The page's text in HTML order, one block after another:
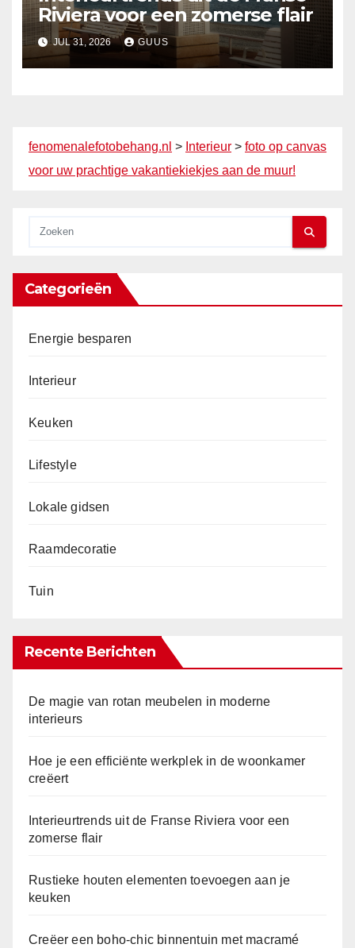
Riviera voor een zomerse flair
JUL 31, 2026 GUUS
fenomenalefotobehang.nl > Interieur > foto op canvas
voor uw prachtige vakantiekiekjes aan de muur!
Categorieën
Energie besparen
Interieur
Keuken
Lifestyle
Lokale gidsen
Raamdecoratie
Tuin
Recente Berichten
De magie van rotan meubelen in moderne
interieurs
Hoe je een efficiënte werkplek in de woonkamer
creëert
Interieurtrends uit de Franse Riviera voor een
zomerse flair
Rustieke houten elementen toevoegen aan je
keuken
Creëer een boho-chic binnentuin met macramé